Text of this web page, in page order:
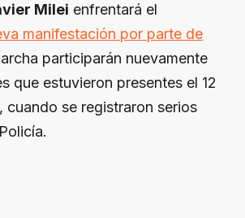
Milei enfrentará el
manifestación por parte de
participarán nuevamente
que estuvieron presentes el 12
cuando se registraron serios